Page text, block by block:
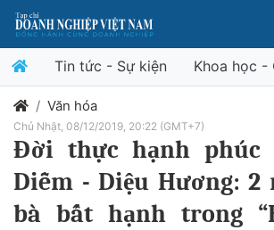
Tin tức - Sự kiện Khoa học -
Văn hóa
Chủ Nhật, 08/12/2019, 20:22 (GMT+7)
Đời thực hạnh phúc
Diễm - Diệu Hương: 2
bà bất hạnh trong